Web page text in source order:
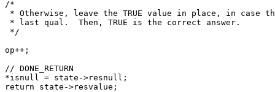
/*
* Otherwise, leave the TRUE value in place, in case
* last qual.  Then, TRUE is the correct answer.
*/
op++;
// DONE_RETURN
*isnull = state->resnull;